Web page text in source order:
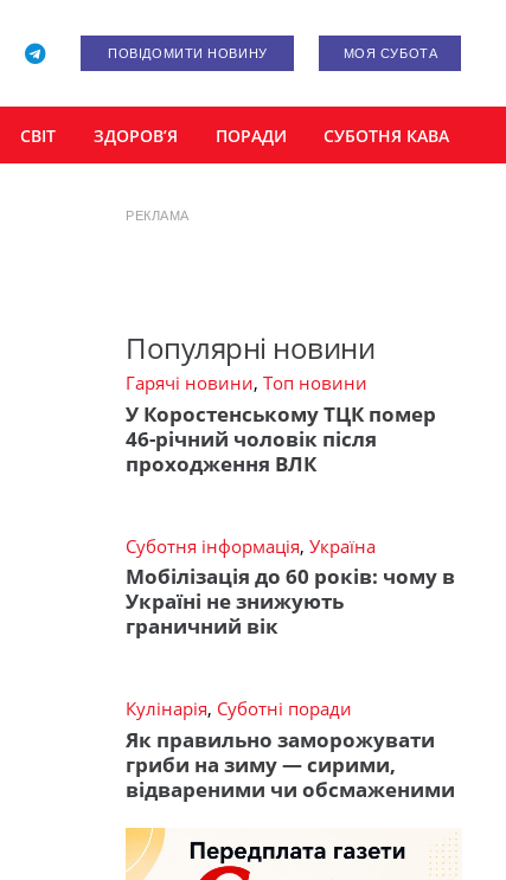
ПОВІДОМИТИ НОВИНУ МОЯ СУБОТА
СВІТ ЗДОРОВ’Я ПОРАДИ СУБОТНЯ КАВА
РЕКЛАМА
Популярні новини
Гарячі новини, Топ новини
У Коростенському ТЦК помер
46-річний чоловік після
проходження ВЛК
Суботня інформація, Україна
Мобілізація до 60 років: чому в
Україні не знижують
граничний вік
Кулінарія, Суботні поради
Як правильно заморожувати
гриби на зиму — сирими,
відвареними чи обсмаженими